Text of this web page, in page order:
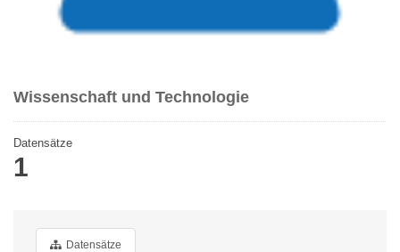
Wissenschaft und Technologie
Datensätze
1
Datensätze